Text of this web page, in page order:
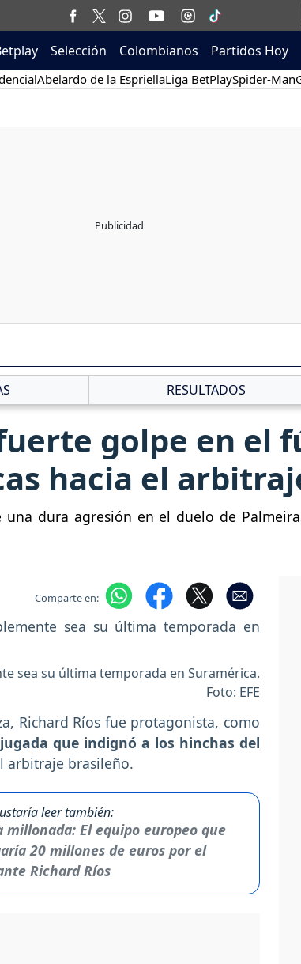
Selección Colombianos Partidos Hoy
Abelardo de la EspriellaLiga BetPlaySpider-Man
RESULTADOS
golpe en el
hacia el
dura agresión en el duelo de
Comparte en:
sea su última temporada en Suramérica.
Foto: EFE
Richard Ríos fue protagonista, como
que indignó a los hinchas del
arbitraje brasileño.
leer también:
millonada: El equipo europeo que
20 millones de euros por el
Richard Ríos